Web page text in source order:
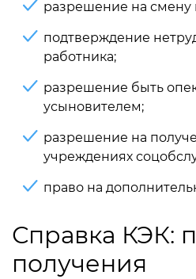
разрешение на смену
подтверждение
работника;
разрешение быть
усыновителем;
разрешение на
учреждениях
право на
Справка КЭК:
получения